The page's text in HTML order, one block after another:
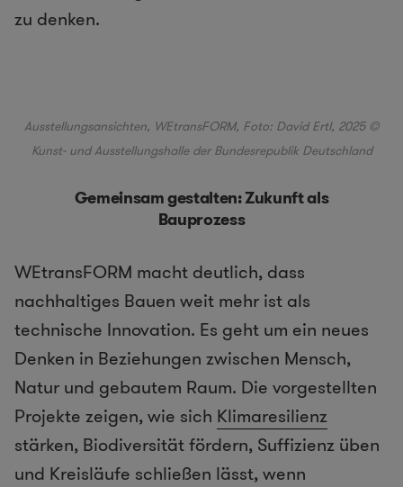
zu denken.
Ausstellungsansichten, WEtransFORM, Foto: David Ertl, 2025 ©
Kunst- und Ausstellungshalle der Bundesrepublik Deutschland
Gemeinsam gestalten: Zukunft als
Bauprozess
WEtransFORM macht deutlich, dass
nachhaltiges Bauen weit mehr ist als
technische Innovation. Es geht um ein neues
Denken in Beziehungen zwischen Mensch,
Natur und gebautem Raum. Die vorgestellten
Projekte zeigen, wie sich Klimaresilienz
stärken, Biodiversität fördern, Suffizienz üben
und Kreisläufe schließen lässt, wenn